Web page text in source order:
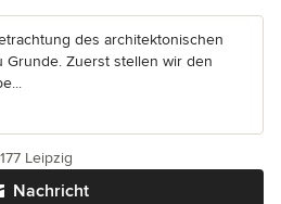
des architektonischen
Grunde. Zuerst stellen wir den
Nachricht
Leipzig